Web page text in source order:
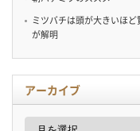
ミツバチは頭が大きいほ
が解明
アーカイブ
ア